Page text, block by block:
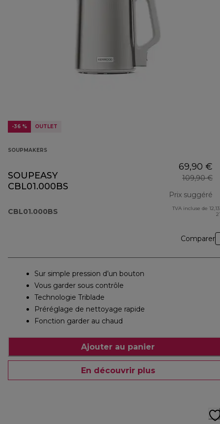
-36 % OUTLET
SOUPMAKERS
SOUPEASY
CBL01.000BS
CBL01.000BS
69,90 €
109,90 €
Prix suggéré
TVA incluse de
Comparer
Sur simple pression d’un bouton
Vous garder sous contrôle
Technologie Triblade
Préréglage de nettoyage rapide
Fonction garder au chaud
Ajouter au panier
En découvrir plus